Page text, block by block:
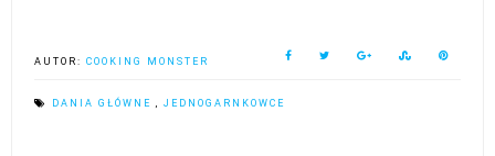
AUTOR: COOKING MONSTER
DANIA GŁÓWNE , JEDNOGARNKOWCE